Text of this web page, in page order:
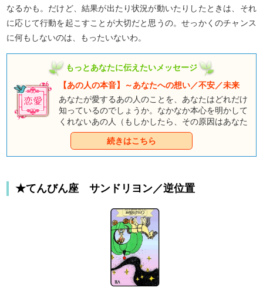
なるかも。だけど、結果が出たり状況が動いたりしたときは、それ
に応じて行動を起こすことが大切だと思うの。せっかくのチャンス
に何もしないのは、もったいないわ。
もっとあなたに伝えたいメッセージ
【あの人の本音】～あなたへの想い／不安／未来
あなたが愛するあの人のことを、あなたはどれだけ
知っているのでしょうか。なかなか本心を明かして
くれないあの人（もしかしたら、その原因はあなた
が自分の愛情を伝えていないからかもしれません
が）に、自分の未来を重ねることができずにいるの
でしょう。あの人を見つめるあなたの目に、不安が
それじゃ、ずっとこのままの状態でいる？ そんな
た以外の人が歩いていることになるかもしれませ
ん。だから、思い切って【童話タロット】にあの人
の心の中を明かしてもらいましょう。きっと、あな
たの恋が前に進むきっかけとなるはずです。
続きはこちら
★てんびん座 サンドリヨン／逆位置